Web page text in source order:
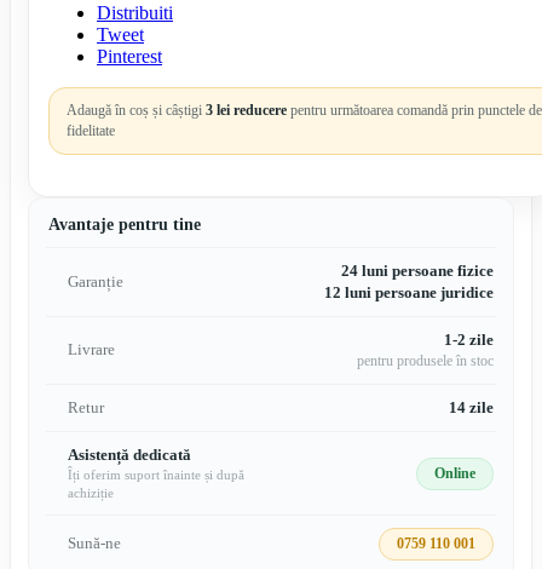
Avantaje pentru tine
Garanție
24 luni persoane fizice
12 luni persoane juridice
Livrare
1-2 zile
pentru produsele în stoc
Retur 14 zile
Asistență dedicată
Îți oferim suport înainte și după
achiziție
Online
Sună-ne 0759 110 001
Distribuiti
Tweet
Pinterest
Adaugă în coș și câștigi 3 lei reducere pentru următoarea comandă prin punctele de
fidelitate